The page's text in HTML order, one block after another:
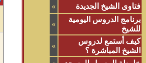
فتاوى الشيخ الجديدة
»
برنامج الدروس اليومية
للشيخ
»
كيف أستمع لدروس
الشيخ المباشرة ؟
»